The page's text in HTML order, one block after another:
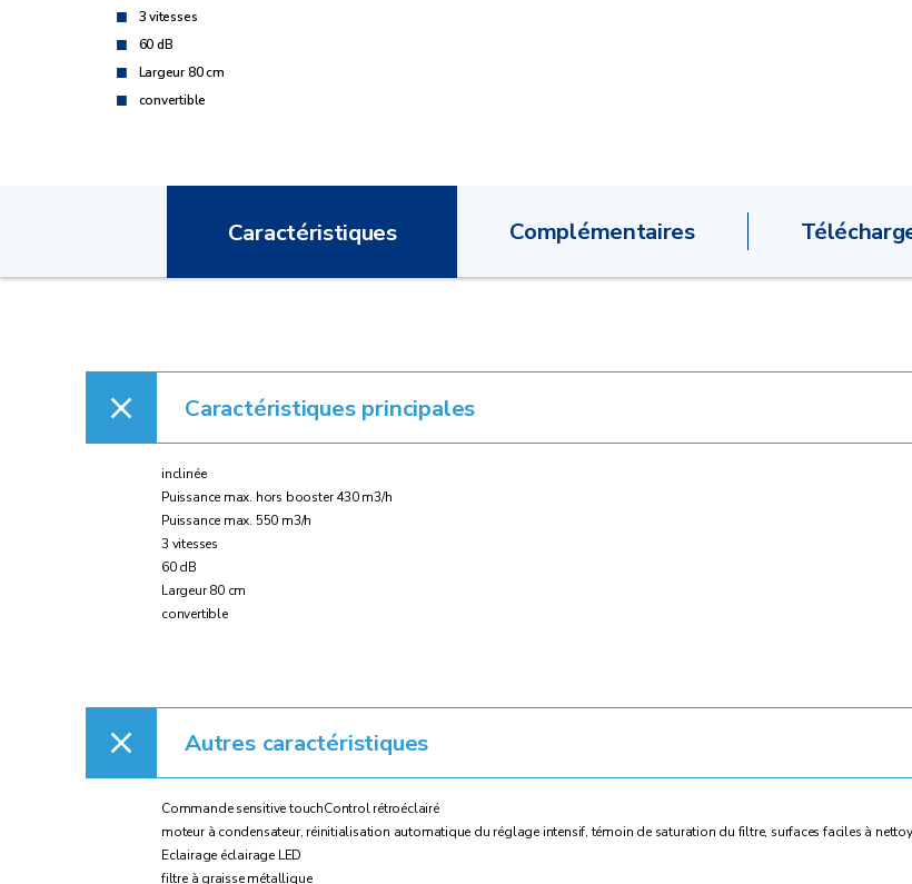
3 vitesses
60 dB
Largeur 80 cm
convertible
Caractéristiques Complémentaires
Caractéristiques principales
inclinée
Puissance max. hors booster 430 m3/h
Puissance max. 550 m3/h
3 vitesses
60 dB
Largeur 80 cm
convertible
Autres caractéristiques
Commande sensitive touchControl rétroéclairé
moteur à condensateur, réinitialisation automatique du réglage intensif, témoin de saturation du filtre, surfaces faciles à
Eclairage éclairage LED
filtre à graisse métallique